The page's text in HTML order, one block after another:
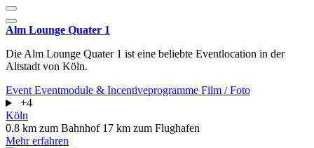
Alm Lounge Quater 1
Die Alm Lounge Quater 1 ist eine beliebte Eventlocation in der
Altstadt von Köln.
Event Eventmodule & Incentiveprogramme Film / Foto
+4
Köln
0.8 km zum Bahnhof 17 km zum Flughafen
Mehr erfahren